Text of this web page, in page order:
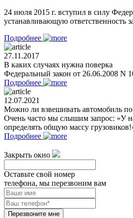
24 июля 2015 г. вступил в силу
устанавливающую ответственность
Подробнее
27.11.2017
В каких случаях нужна поверка
Федеральный закон от 26.06.2008 N
Подробнее
12.07.2021
Можно ли взвешивать автомобиль
Очень часто мы слышим запрос: «У
определять общую массу
Подробнее
Закрыть окно
Оставьте свой номер
телефона, мы перезвоним вам
Перезвоните мне